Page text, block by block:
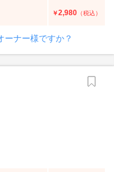
￥2,980 （税込）
ーナー様ですか？